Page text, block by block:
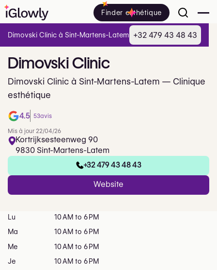
Finder esthétique
DimovskiClinic
Dimovski Clinic à Sint-Martens-Latem — Clinique
esthétique
4.5 53avis
Mis à jour 22/04/26
Kortrijksesteenweg 90
9830 Sint-Martens-Latem
+32 479 43 48 43
Website
Lu
10 AM to 6 PM
Ma
10 AM to 6 PM
Me
10 AM to 6 PM
Je
10 AM to 6 PM
Dimovski Clinic à Sint-Martens-Latem +32 479 43 48 43